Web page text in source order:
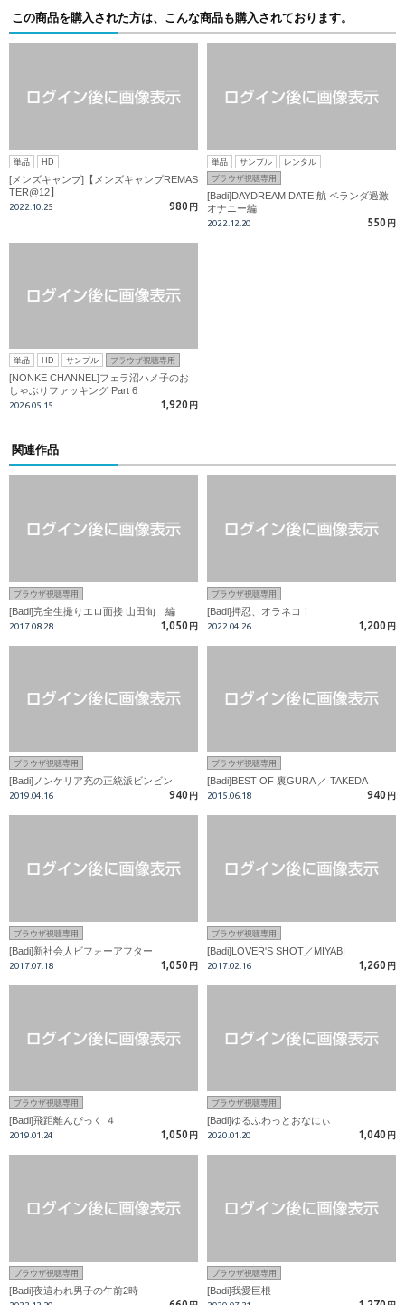
この商品を購入された方は、こんな商品も購入されております。
単品 HD
[メンズキャンプ]【メンズキャンプREMAS
TER@12】
2022.10.25 980 円
単品 サンプル
レンタル
ブラウザ視聴専用
[Badi]DAYDREAM DATE 航 ベランダ過激
オナニー編
2022.12.20 550 円
単品 HD サンプル ブラウザ視聴専用
[NONKE CHANNEL]フェラ沼ハメ子のお
しゃぶりファッキング Part 6
2026.05.15 1,920 円
関連作品
ブラウザ視聴専用
[Badi]完全生撮りエロ面接 山田旬 編
2017.08.28 1,050 円
ブラウザ視聴専用
[Badi]押忍、オラネコ！
2022.04.26 1,200 円
ブラウザ視聴専用
[Badi]ノンケリア充の正統派ビンビン
2019.04.16 940 円
ブラウザ視聴専用
[Badi]BEST OF 裏GURA ／ TAKEDA
2015.06.18 940 円
ブラウザ視聴専用
[Badi]新社会人ビフォーアフター
2017.07.18 1,050 円
ブラウザ視聴専用
[Badi]LOVER'S SHOT／MIYABI
2017.02.16 1,260 円
ブラウザ視聴専用
[Badi]飛距離んぴっく ４
2019.01.24 1,050 円
ブラウザ視聴専用
[Badi]ゆるふわっとおなにぃ
2020.01.20 1,040 円
ブラウザ視聴専用
[Badi]夜這われ男子の午前2時
ブラウザ視聴専用
[Badi]我愛巨根